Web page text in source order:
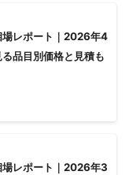
場レポート｜2026年4
品目別価格と見積も
場レポート｜2026年3